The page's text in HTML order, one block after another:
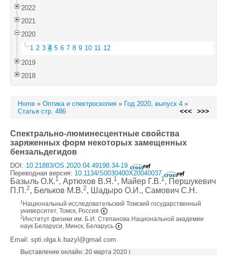
2022
2021
2020
1 2 3 4 5 6 7 8 9 10 11 12
2019
2018
Home » Оптика и спектроскопия » Год 2020, выпуск 4 »
Статья стр. 486
<<< >>>
Спектрально-люминесцентные свойства
заряженных форм некоторых замещенных
бензальдегидов
DOI: 10.21883/OS.2020.04.49198.34-19
Переводная версия: 10.1134/S0030400X20040037
Базыль О.К.1, Артюхов В.Я.1, Майер Г.В.1, Першукевич
П.П.2, Бельков М.В.2, Шадыро О.И., Самович С.Н.
1 Национальный исследовательский Томский государственный
университет, Томск, Россия
2 Институт физики им. Б.И. Степанова Национальной академии
наук Беларуси, Минск, Беларусь
Email: spti.olga.k.bazyl@gmail.com
Выставление онлайн: 20 марта 2020 г.